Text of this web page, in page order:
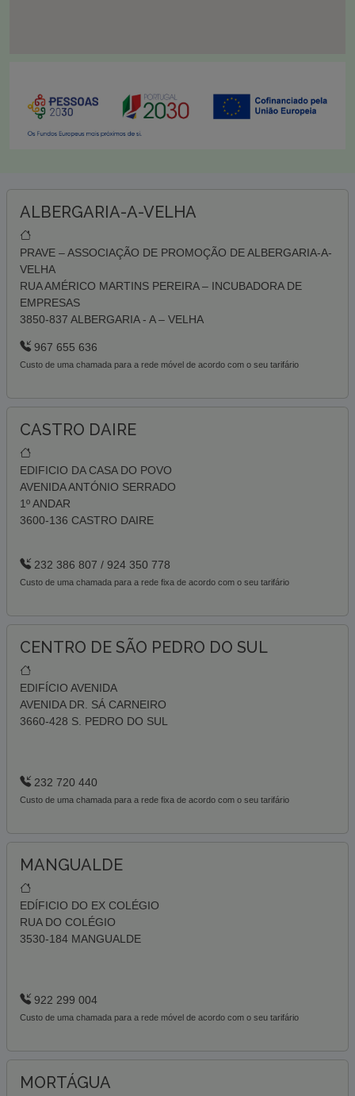
ALBERGARIA-A-VELHA
PRAVE – ASSOCIAÇÃO DE PROMOÇÃO DE ALBERGARIA-A-
VELHA
RUA AMÉRICO MARTINS PEREIRA – INCUBADORA DE
EMPRESAS
3850-837 ALBERGARIA - A – VELHA
967 655 636
Custo de uma chamada para a rede móvel de acordo com o seu tarifário
CASTRO DAIRE
EDIFICIO DA CASA DO POVO
AVENIDA ANTÓNIO SERRADO
1º ANDAR
3600-136 CASTRO DAIRE
232 386 807 / 924 350 778
Custo de uma chamada para a rede fixa de acordo com o seu tarifário
CENTRO DE SÃO PEDRO DO SUL
EDIFÍCIO AVENIDA
AVENIDA DR. SÁ CARNEIRO
3660-428 S. PEDRO DO SUL
232 720 440
Custo de uma chamada para a rede fixa de acordo com o seu tarifário
MANGUALDE
EDÍFICIO DO EX COLÉGIO
RUA DO COLÉGIO
3530-184 MANGUALDE
922 299 004
Custo de uma chamada para a rede móvel de acordo com o seu tarifário
MORTÁGUA